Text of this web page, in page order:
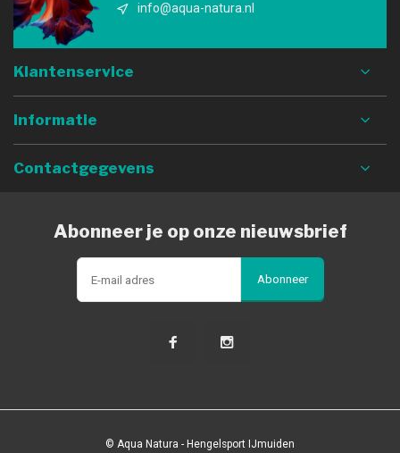
info@aqua-natura.nl
Klantenservice
Informatie
Contactgegevens
Abonneer je op onze nieuwsbrief
Abonneer
© Aqua Natura - Hengelsport IJmuiden